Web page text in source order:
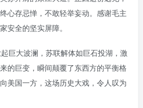
心存忌惮，不敢轻举妄动。感谢毛主
安全的坚实屏障。
巨大波澜，苏联解体如巨石投湖，激
的巨变，瞬间颠覆了东西方的平衡格
美国一方，这场历史大戏，令人叹为